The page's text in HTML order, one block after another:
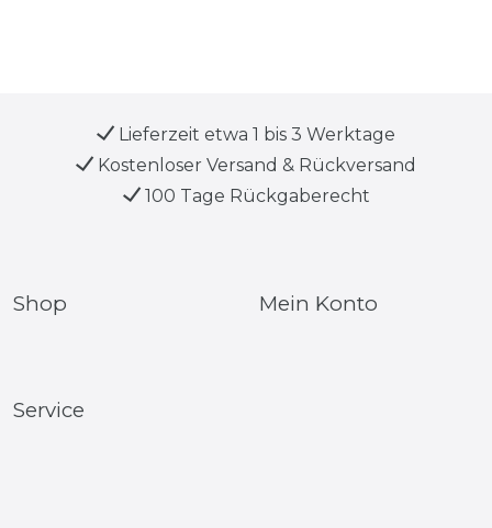
Lieferzeit etwa 1 bis 3 Werktage
Kostenloser Versand & Rückversand
100 Tage Rückgaberecht
Shop Mein Konto
Service